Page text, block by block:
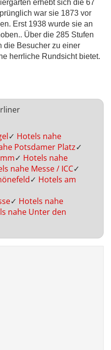
erhebt sich die 67
war sie 1873 vor
Erst 1938 wurde sie an
Über die 285 Stufen
die Besucher zu einer
herrliche Rundsicht bietet.
✓ Hotels nahe
Potsdamer Platz✓
✓ Hotels nahe
nahe Messe / ICC✓
✓ Hotels am
✓ Hotels nahe
nahe Unter den